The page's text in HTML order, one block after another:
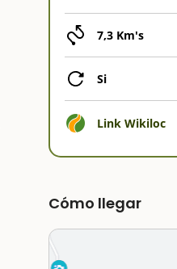
7,3 Km's
Si
Link Wikiloc
Cómo llegar